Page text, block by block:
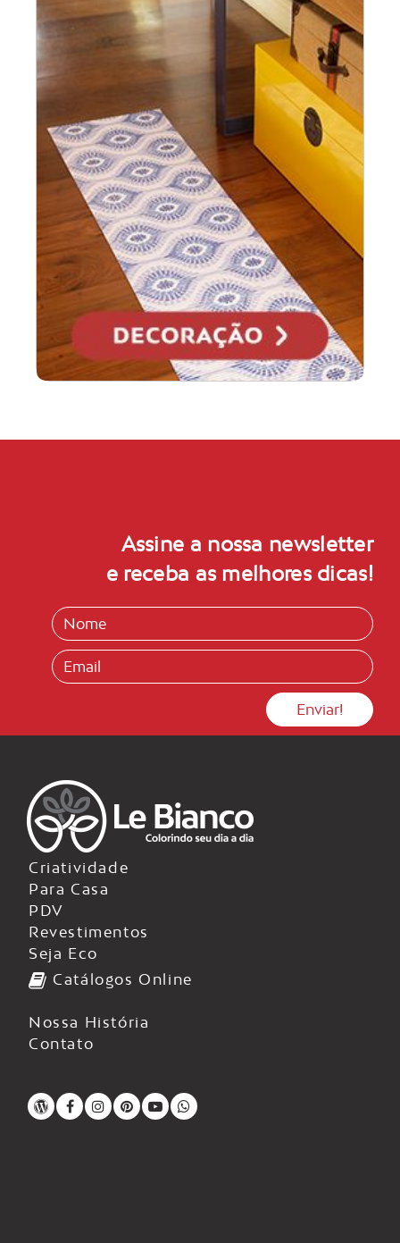
Assine a nossa newsletter
e receba as melhores dicas!
Criatividade
Para Casa
PDV
Revestimentos
Seja Eco
Catálogos Online
Nossa História
Contato